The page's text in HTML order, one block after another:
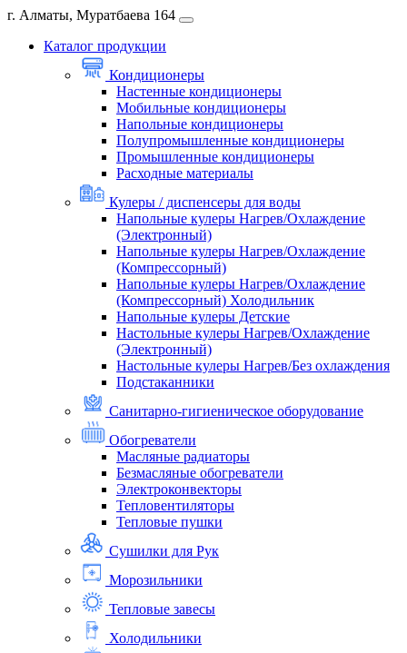
г. Алматы, Муратбаева 164
Каталог продукции
Кондиционеры
Настенные кондиционеры
Мобильные кондиционеры
Напольные кондиционеры
Полупромышленные кондиционеры
Промышленные кондиционеры
Расходные материалы
Кулеры / диспенсеры для воды
Напольные кулеры Нагрев/Охлаждение
(Электронный)
Напольные кулеры Нагрев/Охлаждение
(Компрессорный)
Напольные кулеры Нагрев/Охлаждение
(Компрессорный) Холодильник
Напольные кулеры Детские
Настольные кулеры Нагрев/Охлаждение
(Электронный)
Настольные кулеры Нагрев/Без охлаждения
Подстаканники
Санитарно-гигиеническое оборудование
Обогреватели
Масляные радиаторы
Безмасляные обогреватели
Электроконвекторы
Тепловентиляторы
Тепловые пушки
Сушилки для Рук
Морозильники
Тепловые завесы
Холодильники